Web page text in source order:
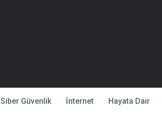
Siber Güvenlik İnternet Hayata Dair